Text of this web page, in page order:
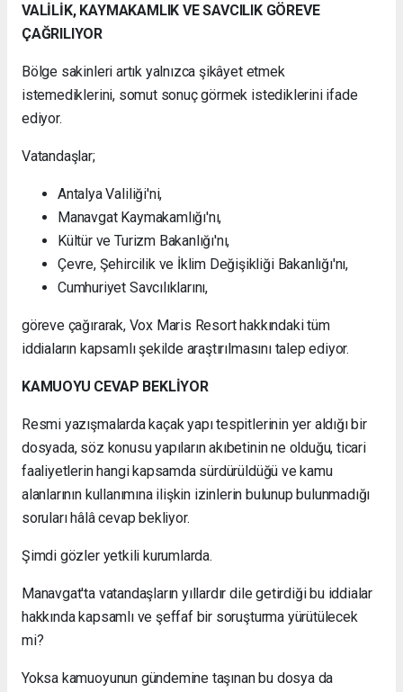
VALİLİK, KAYMAKAMLIK VE SAVCILIK GÖREVE
ÇAĞRILIYOR
Bölge sakinleri artık yalnızca şikâyet etmek
istemediklerini, somut sonuç görmek istediklerini ifade
ediyor.
Vatandaşlar;
Antalya Valiliği'ni,
Manavgat Kaymakamlığı'nı,
Kültür ve Turizm Bakanlığı'nı,
Çevre, Şehircilik ve İklim Değişikliği Bakanlığı'nı,
Cumhuriyet Savcılıklarını,
göreve çağırarak, Vox Maris Resort hakkındaki tüm
iddiaların kapsamlı şekilde araştırılmasını talep ediyor.
KAMUOYU CEVAP BEKLİYOR
Resmi yazışmalarda kaçak yapı tespitlerinin yer aldığı bir
dosyada, söz konusu yapıların akıbetinin ne olduğu, ticari
faaliyetlerin hangi kapsamda sürdürüldüğü ve kamu
alanlarının kullanımına ilişkin izinlerin bulunup bulunmadığı
soruları hâlâ cevap bekliyor.
Şimdi gözler yetkili kurumlarda.
Manavgat'ta vatandaşların yıllardır dile getirdiği bu iddialar
hakkında kapsamlı ve şeffaf bir soruşturma yürütülecek
mi?
Yoksa kamuoyunun gündemine taşınan bu dosya da